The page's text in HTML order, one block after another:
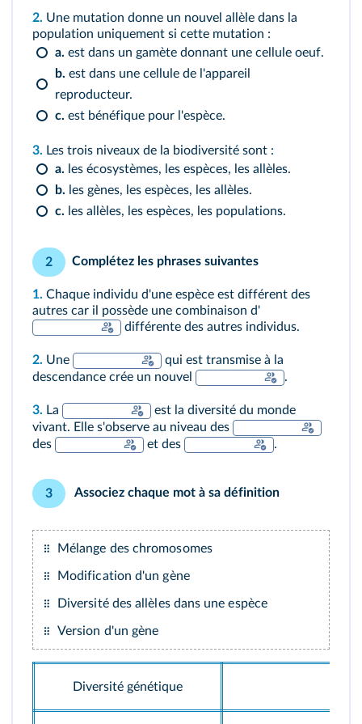
2.
population uniquement si cette mutation :
a. est dans un gamète donnant une cellule oeuf.
b.
reproducteur.
c. est bénéfique pour l'espèce.
3. Les trois niveaux de la biodiversité sont :
a. les écosystèmes, les espèces, les allèles.
b. les gènes, les espèces, les allèles.
c. les allèles, les espèces, les populations.
2 Complétez les phrases suivantes
1. Chaque individu d'une espèce est différent des
autres car il possède une combinaison d'
différente des autres individus.
2. Une
qui est transmise à la
descendance crée un nouvel
.
3. La
est la diversité du monde
vivant. Elle s'observe au niveau des
des
et des .
3 Associez chaque mot à sa définition
Mélange des chromosomes
Modification d'un gène
Diversité des allèles dans une espèce
Version d'un gène
Diversité génétique